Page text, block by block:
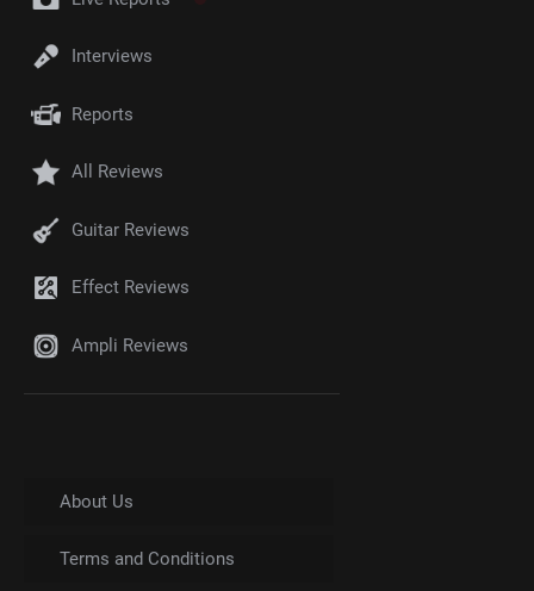
Interviews
Reports
All Reviews
Guitar Reviews
Effect Reviews
Ampli Reviews
About Us
Terms and Conditions